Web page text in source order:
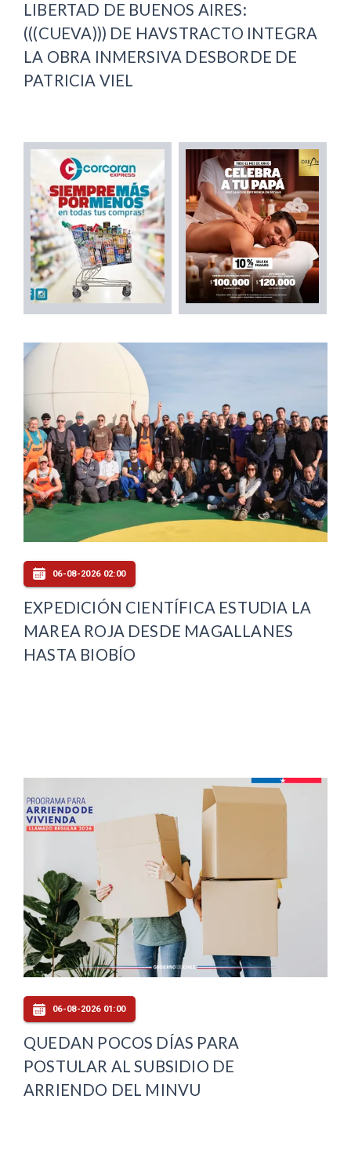
LIBERTAD DE BUENOS AIRES:
(((CUEVA))) DE HAVSTRACTO INTEGRA
LA OBRA INMERSIVA DESBORDE DE
PATRICIA VIEL
06-08-2026 02:00
EXPEDICIÓN CIENTÍFICA ESTUDIA LA
MAREA ROJA DESDE MAGALLANES
HASTA BIOBÍO
06-08-2026 01:00
QUEDAN POCOS DÍAS PARA
POSTULAR AL SUBSIDIO DE
ARRIENDO DEL MINVU